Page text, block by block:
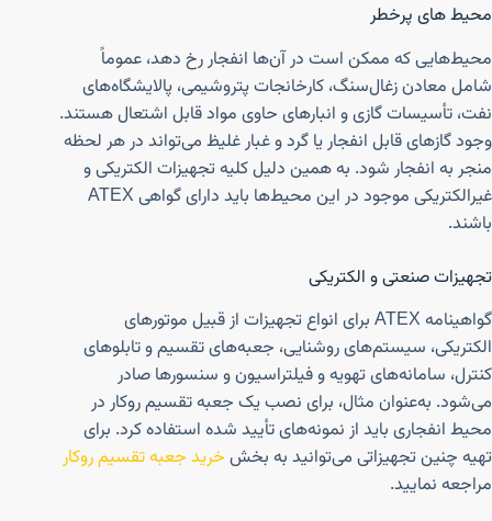
محیط های پرخطر
محیط‌هایی که ممکن است در آن‌ها انفجار رخ دهد، عموماً
شامل معادن زغال‌سنگ، کارخانجات پتروشیمی، پالایشگاه‌های
نفت، تأسیسات گازی و انبارهای حاوی مواد قابل اشتعال هستند.
وجود گازهای قابل انفجار یا گرد و غبار غلیظ می‌تواند در هر لحظه
منجر به انفجار شود. به همین دلیل کلیه تجهیزات الکتریکی و
غیرالکتریکی موجود در این محیط‌ها باید دارای گواهی ATEX
باشند.
تجهیزات صنعتی و الکتریکی
گواهینامه ATEX برای انواع تجهیزات از قبیل موتورهای
الکتریکی، سیستم‌های روشنایی، جعبه‌های تقسیم و تابلوهای
کنترل، سامانه‌های تهویه و فیلتراسیون و سنسورها صادر
می‌شود. به‌عنوان مثال، برای نصب یک جعبه تقسیم روکار در
محیط انفجاری باید از نمونه‌های تأیید شده استفاده کرد. برای
تهیه چنین تجهیزاتی می‌توانید به بخش خرید جعبه تقسیم روکار
مراجعه نمایید.